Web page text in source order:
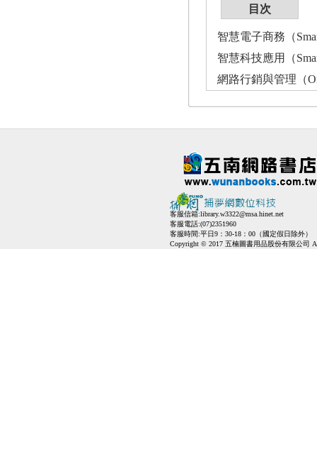
目次
智慧電子商務（
智慧科技應用（
網路行銷與管理（
客服信箱:library.w3322@msa.hinet.net
客服電話:(07)2351960
客服時間:平日9：30-18：00（國定假日除外）
Copyright © 2017 五楠圖書用品股份有限公司